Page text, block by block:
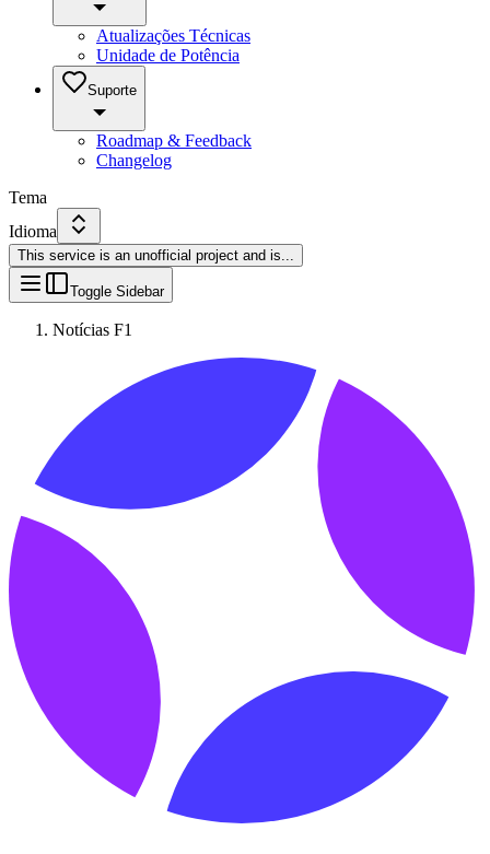
Atualizações Técnicas
Unidade de Potência
Suporte
Roadmap & Feedback
Changelog
Tema
Idioma
This service is an unofficial project and is...
Toggle Sidebar
Notícias F1